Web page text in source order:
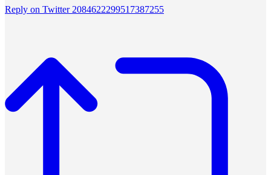
Reply on Twitter 2084622299517387255